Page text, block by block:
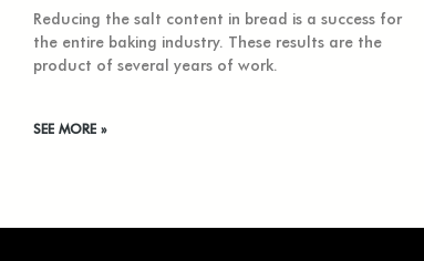
Reducing the salt content in bread is a success for
the entire baking industry. These results are the
product of several years of work.
SEE MORE »